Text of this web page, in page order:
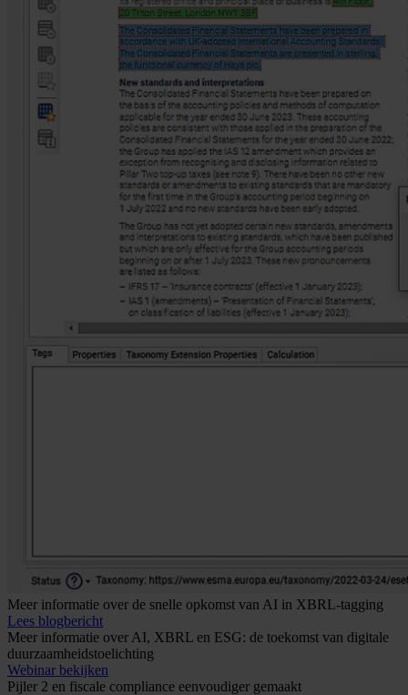
Meer informatie over de snelle opkomst van AI in XBRL-tagging
Lees blogbericht
Meer informatie over AI, XBRL en ESG: de toekomst van digitale
duurzaamheidstoelichting
Webinar bekijken
Pijler 2 en fiscale compliance eenvoudiger gemaakt